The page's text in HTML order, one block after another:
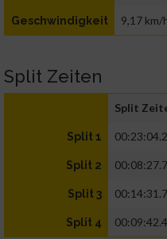
Geschwindigkeit 9,17 km/
Split Zeiten
Split
Split 1 00:23:04.2
Split 2 00:08:27.7
Split 3 00:14:31.7
Split 4 00:09:42.4